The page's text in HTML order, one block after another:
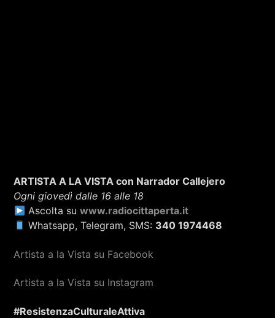
ARTISTA A LA VISTA con Narrador Callejero
Ogni giovedì dalle 16 alle 18
Ascolta su www.radiocittaperta.it
Whatsapp, Telegram, SMS: 340 1974468
Artista a la Vista su Facebook
Artista a la Vista su Instagram
#ResistenzaCulturaleAttiva